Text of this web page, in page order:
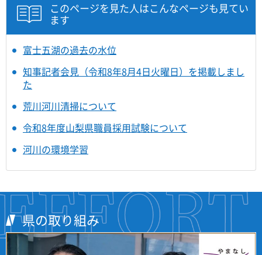
このページを見た人はこんなページも見てい
ます
富士五湖の過去の水位
知事記者会見（令和8年8月4日火曜日）を掲載しまし
た
荒川河川清掃について
令和8年度山梨県職員採用試験について
河川の環境学習
県の取り組み